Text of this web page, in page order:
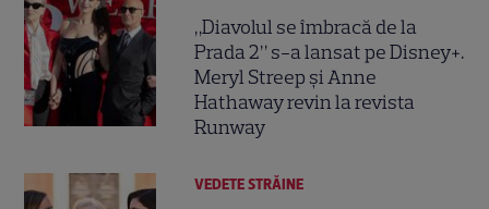
„Diavolul se îmbracă de la
Prada 2” s-a lansat pe Disney+.
Meryl Streep și Anne
Hathaway revin la revista
Runway
VEDETE STRĂINE